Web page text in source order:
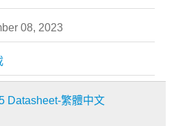
08, 2023
Datasheet-繁體中文